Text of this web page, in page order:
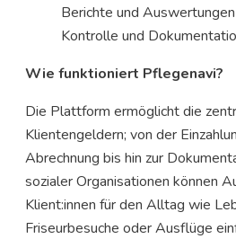
Berichte und
Kontrolle und
Wie funktioniert Pflegenavi?
Die Plattform ermöglicht die
Klientengeldern; von der
Abrechnung bis hin zur
sozialer Organisationen können
Klient:innen für den Alltag wie
Friseurbesuche oder Ausflüge